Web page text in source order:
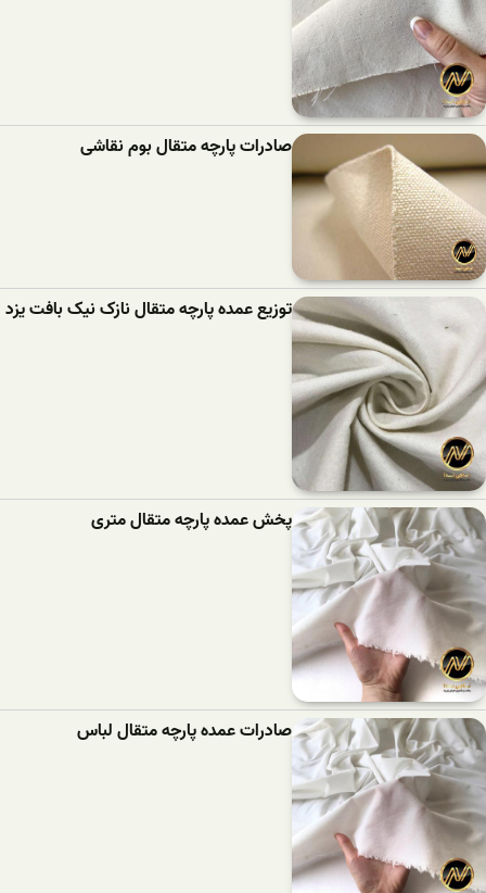
صادرات پارچه متقال بوم نقاشی
توزیع عمده پارچه متقال نازک نیک بافت یزد
پخش عمده پارچه متقال متری
صادرات عمده پارچه متقال لباس